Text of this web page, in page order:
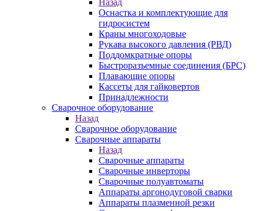
Назад
Оснастка и комплектующие для
гидросистем
Краны многоходовые
Рукава высокого давления (РВД)
Поддомкратные опоры
Быстроразъемные соединения (БРС)
Плавающие опоры
Кассеты для гайковертов
Принадлежности
Сварочное оборудование
Назад
Сварочное оборудование
Сварочные аппараты
Назад
Сварочные аппараты
Сварочные инверторы
Сварочные полуавтоматы
Аппараты аргонодуговой сварки
Аппараты плазменной резки